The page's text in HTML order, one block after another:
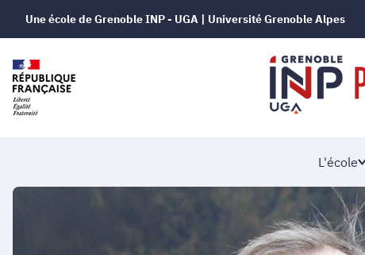
Une école de Grenoble INP - UGA | Université Grenoble Alpes
L'école